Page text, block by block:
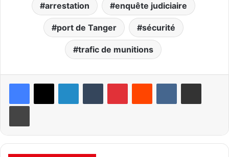
arrestation enquête judiciaire
port de Tanger sécurité
trafic de munitions